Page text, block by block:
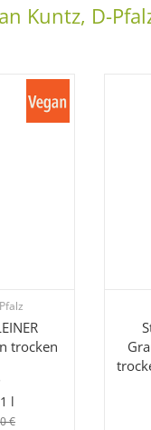
Kuntz, D-
trocken
l
€